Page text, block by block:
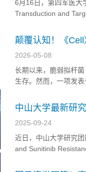
6月16日，第四军医大
Transduction and
进展的全新通路，还
颠覆认知！《
境，为自己创造
2026-05-08
长期以来，脆弱拟杆
生存。然而，一项发
肠道环境，将其变成
中山大学最新研
2025-09-24
近日，中山大学研究
and Sunitinib